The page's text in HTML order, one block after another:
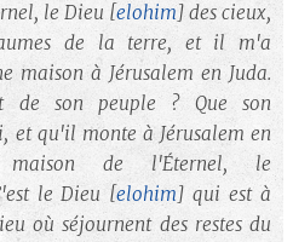
le Dieu [elohim] des cieux,
de la terre, et il m'a
maison à Jérusalem en Juda.
de son peuple ? Que son
et qu'il monte à Jérusalem en
de l'Éternel, le
le Dieu [elohim]qui est à
où séjournent des restes du